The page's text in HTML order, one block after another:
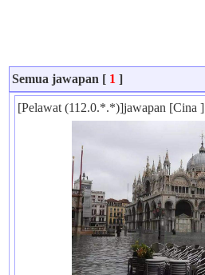
Semua jawapan [ 1 ]
[Pelawat (112.0.*.*)]jawapan [Cina ]